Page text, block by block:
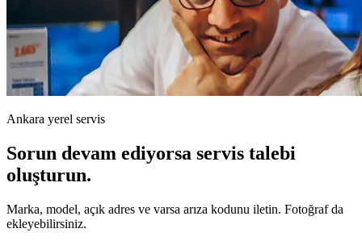
Ankara yerel servis
Sorun devam ediyorsa servis talebi
oluşturun.
Marka, model, açık adres ve varsa arıza kodunu iletin. Fotoğraf da
ekleyebilirsiniz.